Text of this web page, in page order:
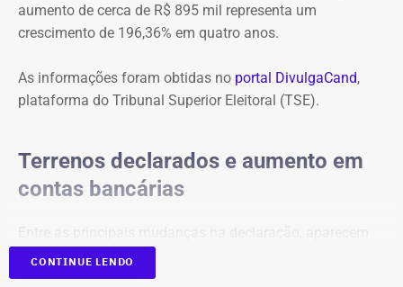
aumento de cerca de R$ 895 mil representa um
crescimento de 196,36% em quatro anos.
As informações foram obtidas no portal DivulgaCand,
plataforma do Tribunal Superior Eleitoral (TSE).
Terrenos declarados e aumento em
contas bancárias
dois terrenos, avaliados em R$ 50 mil e R$ 100 mil, além
de um imóvel no valor de R$ 220 mil e um bem declarado
CONTINUE LENDO